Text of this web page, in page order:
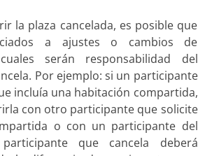
la plaza cancelada, es posible que
a ajustes o cambios de
serán responsabilidad del
Por ejemplo: si un participante
incluía una habitación compartida,
con otro participante que solicite
o con un participante del
que cancela deberá